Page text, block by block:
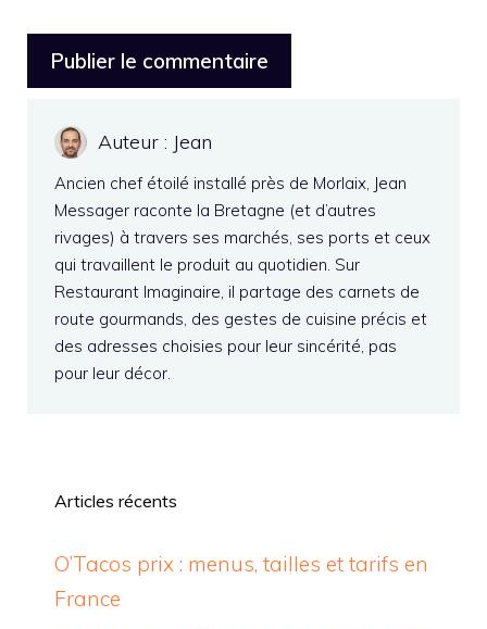
Auteur : Jean
Ancien chef étoilé installé près de Morlaix, Jean
Messager raconte la Bretagne (et d’autres
rivages) à travers ses marchés, ses ports et ceux
qui travaillent le produit au quotidien. Sur
Restaurant Imaginaire, il partage des carnets de
route gourmands, des gestes de cuisine précis et
des adresses choisies pour leur sincérité, pas
pour leur décor.
Articles récents
O’Tacos prix : menus, tailles et tarifs en
France